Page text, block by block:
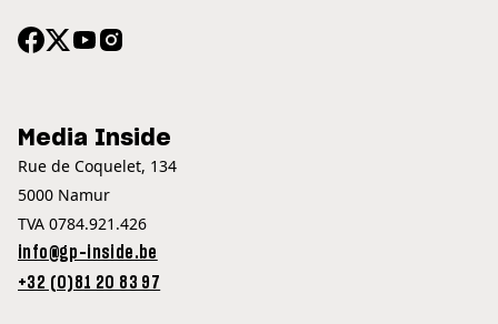
Media Inside
Rue de Coquelet, 134
5000 Namur
TVA 0784.921.426
info@gp-inside.be
+32 (0)81 20 83 97